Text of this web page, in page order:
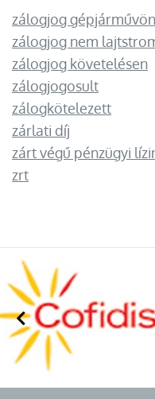
zálogjog gépjárművön
zálogjog nem
zálogjog követelésen
zálogjogosult
zálogkötelezett
zárlati díj
zárt végű pénzügyi
zrt